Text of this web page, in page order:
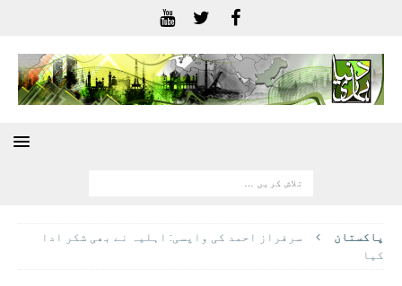
پاکستان
سرفراز احمد کی واپسی: اہلیہ نے بھی شکر ادا
کیا